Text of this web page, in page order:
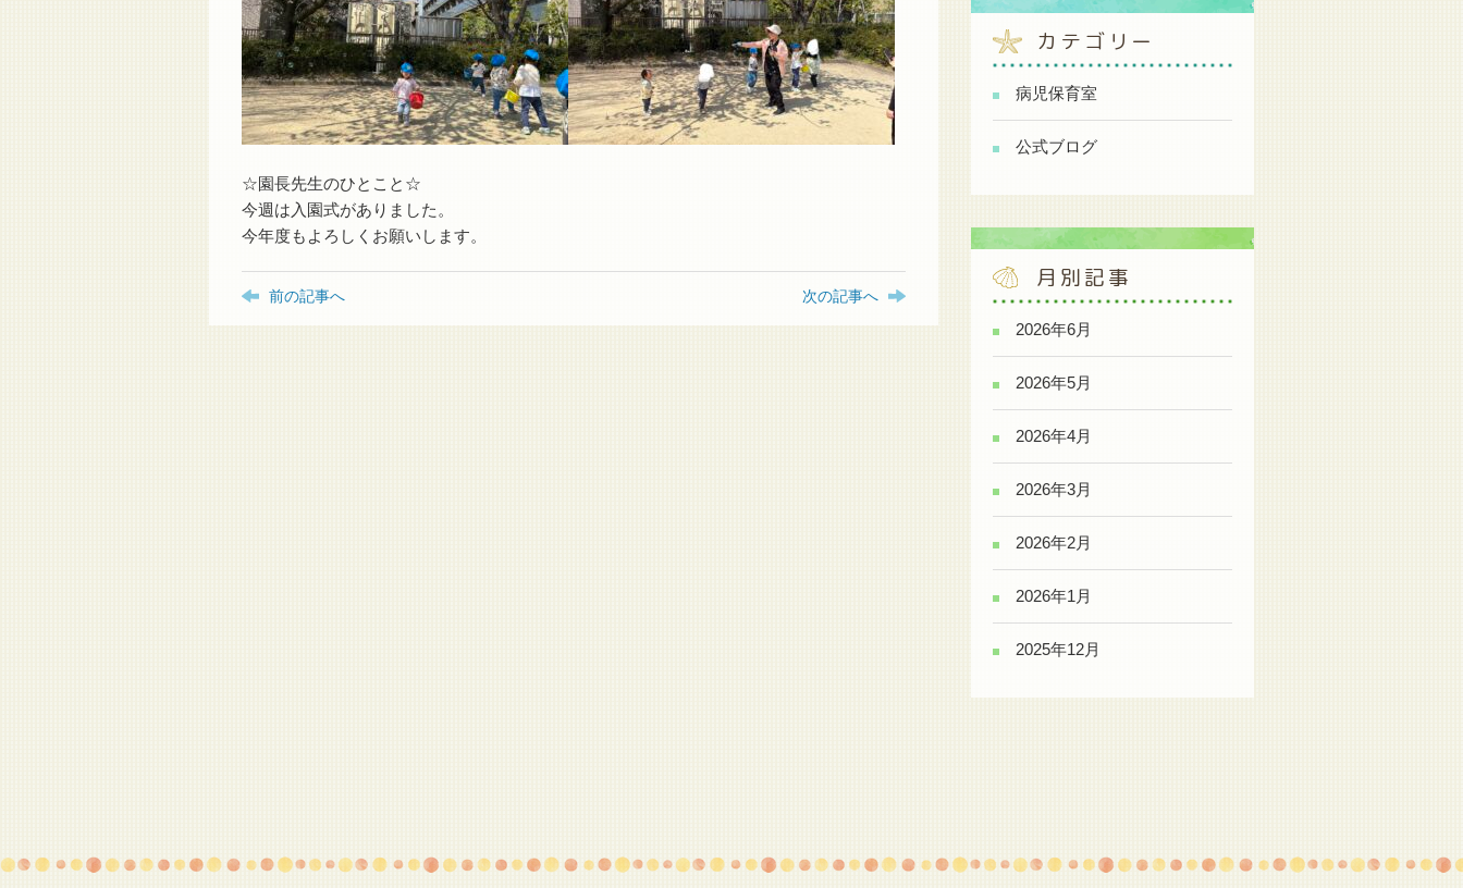
☆園長先生のひとこと☆
今週は入園式がありました。
今年度もよろしくお願いします。
前の記事へ 次の記事へ
カテゴリー
病児保育室
公式ブログ
月別記事
2026年6月
2026年5月
2026年4月
2026年3月
2026年2月
2026年1月
2025年12月